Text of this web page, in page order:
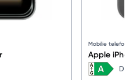
Mobilie
Apple